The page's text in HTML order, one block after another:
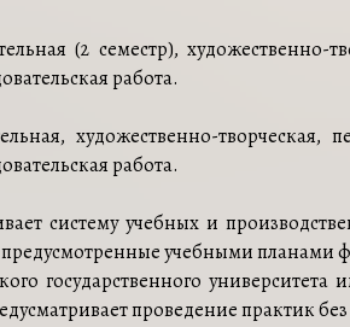
(2 семестр), художественно-
работа.
художественно-творческая,
работа.
систему учебных и
учебными планами
государственного
проведение практик